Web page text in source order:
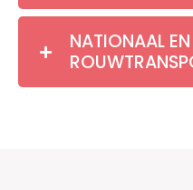
NATIONAAL